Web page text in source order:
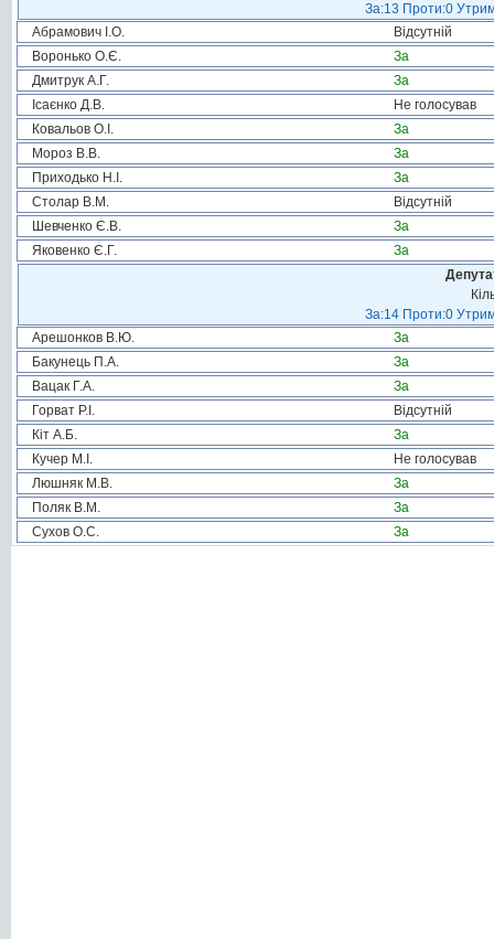
За:13 Проти:0
Абрамович І.О.
Відсутній
Воронько О.Є.
За
Дмитрук А.Г.
За
Ісаєнко Д.В.
Не голосував
Ковальов О.І.
За
Мороз В.В.
За
Приходько Н.І.
За
Столар В.М.
Відсутній
Шевченко Є.В.
За
Яковенко Є.Г.
За
За:14 Проти:0
Арешонков В.Ю.
За
Бакунець П.А.
За
Вацак Г.А.
За
Горват Р.І.
Відсутній
Кіт А.Б.
За
Кучер М.І.
Не голосував
Люшняк М.В.
За
Поляк В.М.
За
Сухов О.С.
За